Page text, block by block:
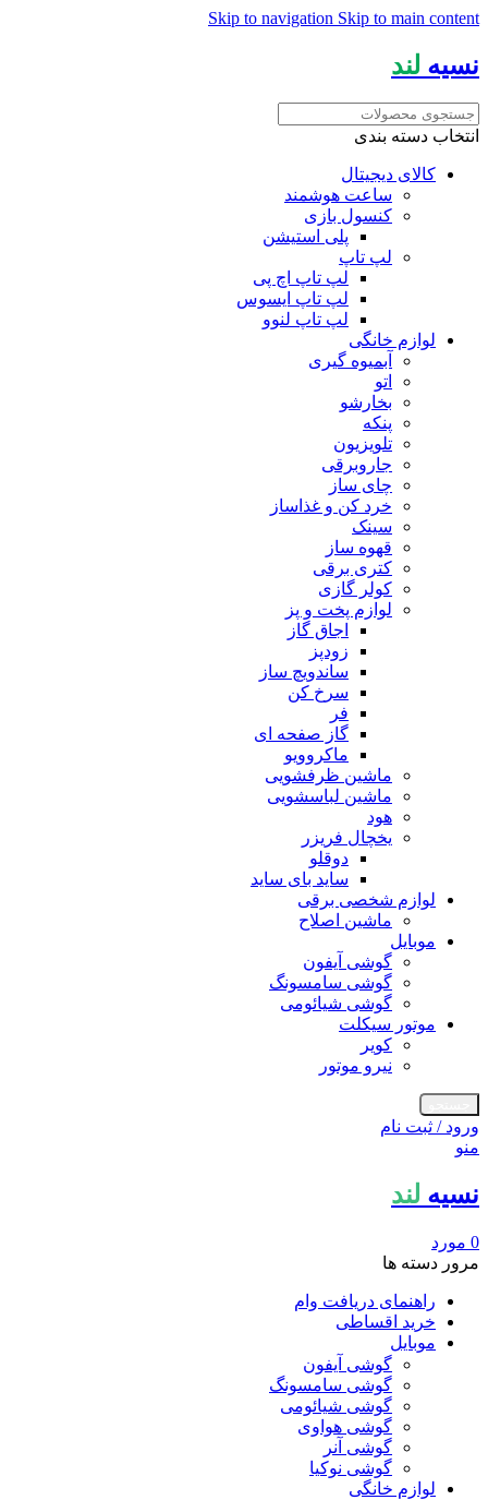
Skip to navigation Skip to main content
نسیه لند
انتخاب دسته بندی
کالای دیجیتال
ساعت هوشمند
کنسول بازی
پلی استیشن
لپ تاپ
لپ تاپ اچ پی
لپ تاپ ایسوس
لپ تاپ لنوو
لوازم خانگی
آبمیوه گیری
اتو
بخارشو
پنکه
تلویزیون
جاروبرقی
چای ساز
خرد کن و غذاساز
سینک
قهوه ساز
کتری برقی
کولر گازی
لوازم پخت و پز
اجاق گاز
زودپز
ساندویچ ساز
سرخ کن
فر
گاز صفحه ای
ماکروویو
ماشین ظرفشویی
ماشین لباسشویی
هود
یخچال فریزر
دوقلو
ساید بای ساید
لوازم شخصی برقی
ماشین اصلاح
موبایل
گوشی آیفون
گوشی سامسونگ
گوشی شیائومی
موتور سیکلت
کویر
نیرو موتور
ورود / ثبت نام
منو
نسیه لند
0 مورد
مرور دسته ها
راهنمای دریافت وام
خرید اقساطی
موبایل
گوشی آیفون
گوشی سامسونگ
گوشی شیائومی
گوشی هواوی
گوشی آنر
گوشی نوکیا
لوازم خانگی